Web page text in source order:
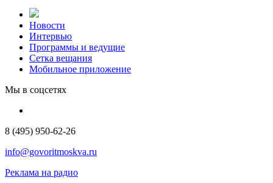
Новости
Интервью
Программы и ведущие
Сетка вещания
Мобильное приложение
Мы в соцсетях
8 (495) 950-62-26
info@govoritmoskva.ru
Реклама на радио